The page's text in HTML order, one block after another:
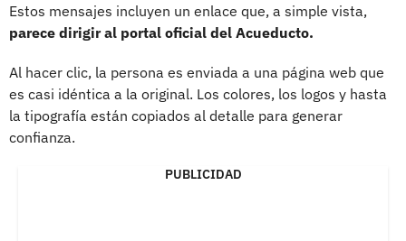
Estos mensajes incluyen un enlace que, a simple vista,
parece dirigir al portal oficial del Acueducto.
Al hacer clic, la persona es enviada a una página web que
es casi idéntica a la original. Los colores, los logos y hasta
la tipografía están copiados al detalle para generar
confianza.
PUBLICIDAD